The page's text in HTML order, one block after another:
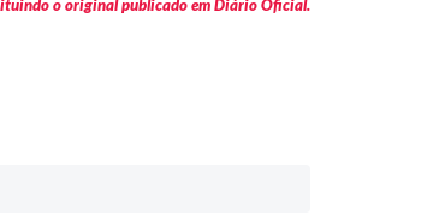
o original publicado em Diário Oficial.